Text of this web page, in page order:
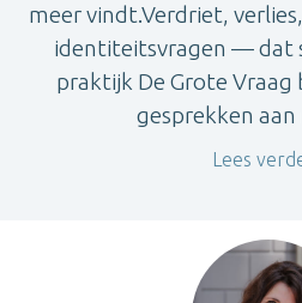
meer vindt.Verdriet,
identiteitsvragen — dat
praktijk De Grote Vraag
gesprekken aan
Lees